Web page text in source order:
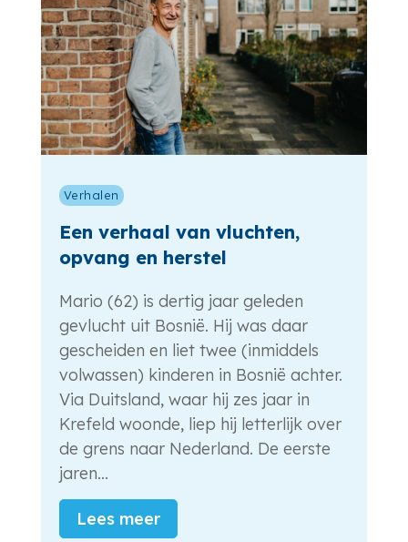
Verhalen
Een verhaal van vluchten,
opvang en herstel
Mario (62) is dertig jaar geleden
gevlucht uit Bosnië. Hij was daar
gescheiden en liet twee (inmiddels
volwassen) kinderen in Bosnië achter.
Via Duitsland, waar hij zes jaar in
Krefeld woonde, liep hij letterlijk over
de grens naar Nederland. De eerste
jaren...
Lees meer